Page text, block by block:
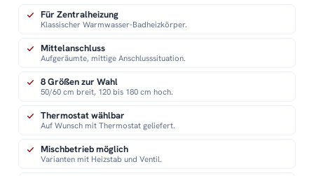
Für Zentralheizung
Klassischer Warmwasser-Badheizkörper.
Mittelanschluss
Aufgeräumte, mittige Anschlusssituation.
8 Größen zur Wahl
50/60 cm breit, 120 bis 180 cm hoch.
Thermostat wählbar
Auf Wunsch mit Thermostat geliefert.
Mischbetrieb möglich
Varianten mit Heizstab und Ventil.